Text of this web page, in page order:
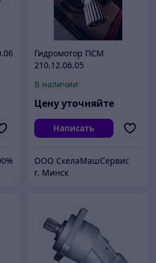
Гидромотор ПСМ
210.12.06.05
В наличии
Цену уточняйте
Написать
ООО СкелаМашСервис
г. Минск